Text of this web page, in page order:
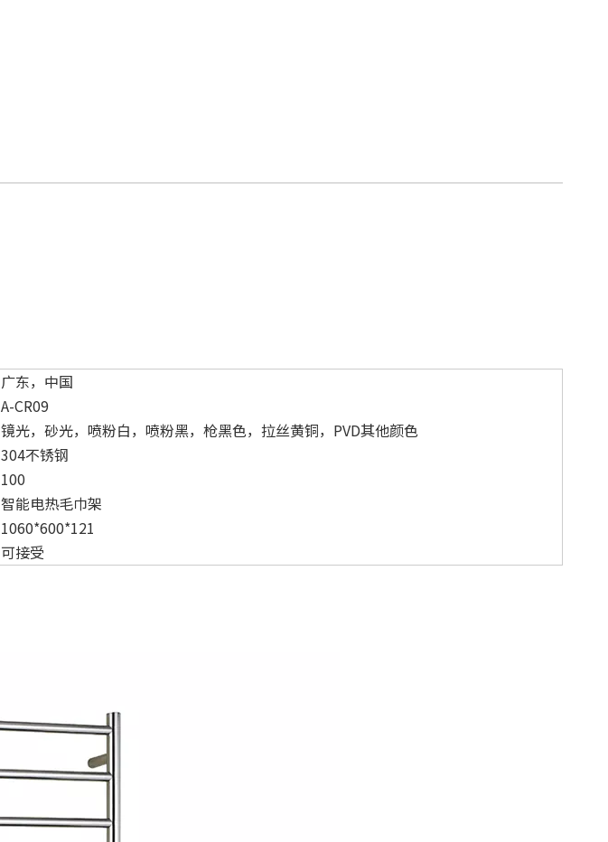
广东，中国
A-CR09
镜光，砂光，喷粉白，喷粉黑，枪黑色，拉丝黄铜，PVD其他颜色
304不锈钢
100
智能电热毛巾架
1060*600*121
可接受